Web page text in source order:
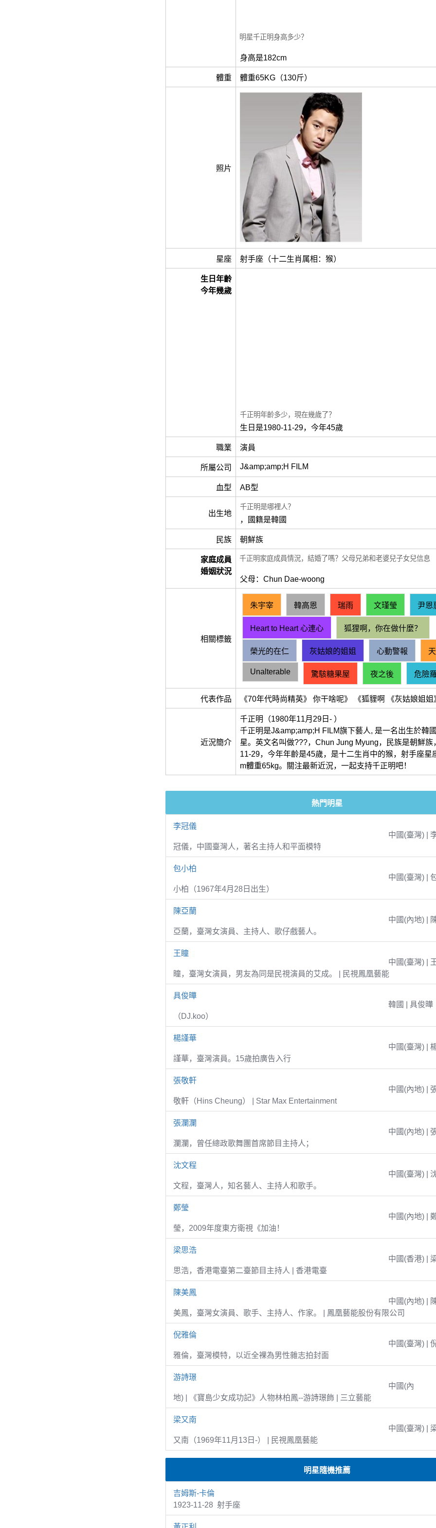
明星千正明身高多少？
身高是182cm
體重 體重65KG（130斤）
照片
星座 射手座（十二生肖属相：猴）
生日年齡
今年幾歲
千正明年齡多少，現在幾歲了？
生日是1980-11-29，今年45歲
職業 演員
所屬公司 J&amp;amp;H FILM
血型 AB型
出生地
千正明是哪裡人？
，國籍是韓國
民族 朝鮮族
家庭成員
婚姻狀況
千正明家庭成員情況，結婚了嗎？父母兄弟和老婆兒子女兒信息
父母：Chun Dae-woong
相關標籤
朱宇宰 韓高恩 瑞雨 文瑾瑩 尹恩
Heart to Heart 心連心 狐狸啊，你在做什麼？
榮光的在仁 灰姑娘的姐姐 心動警報
Unalterable 驚駭糖果屋 夜之後 危險
代表作品 《70年代時尚精英》 你干啥呢》 《狐貍啊 《灰姑娘姐姐
近況簡介
千正明（1980年11月29日- ）
千正明是J&amp;amp;H FILM旗下藝人, 是一名出生於韓
星。英文名叫做???，Chun Jung Myung，民族是朝鮮族
11-29，今年年齡是45歲，是十二生肖中的猴，射手座星
m體重65kg。關注最新近況，一起支持千正明吧！
熱門明星
李冠儀
中國(臺灣) |
冠儀，中國臺灣人，著名主持人和平面模特
包小柏
中國(臺灣) |
小柏（1967年4月28日出生）
陳亞蘭
中國(內地) |
亞蘭，臺灣女演員、主持人、歌仔戲藝人。
王瞳
中國(臺灣) |
瞳，臺灣女演員，男友為同是民視演員的艾成。 | 民視鳳凰藝能
具俊曄
韓國 | 具俊曄
（DJ.koo）
楊謹華
中國(臺灣) |
謹華，臺灣演員。15歲拍廣告入行
張敬軒
中國(內地) |
敬軒（Hins Cheung） | Star Max Entertainment
張瀾瀾
中國(內地) |
瀾瀾，曾任總政歌舞團首席節目主持人；
沈文程
中國(臺灣) |
文程，臺灣人，知名藝人、主持人和歌手。
鄭瑩
中國(內地) |
瑩，2009年度東方衛視《加油！
梁思浩
中國(香港) |
思浩，香港電臺第二臺節目主持人 | 香港電臺
陳美鳳
中國(內地) |
美鳳，臺灣女演員、歌手、主持人、作家。 | 鳳凰藝能股份有限公司
倪雅倫
中國(臺灣) |
雅倫，臺灣模特，以近全裸為男性雜志拍封面
游詩璟
中國(內
地) | 《寶島少女成功記》人物林柏鳳--游詩璟飾 | 三立藝能
梁又南
中國(臺灣) |
又南（1969年11月13日-） | 民視鳳凰藝能
明星隨機推薦
吉姆斯-卡倫
1923-11-28 射手座